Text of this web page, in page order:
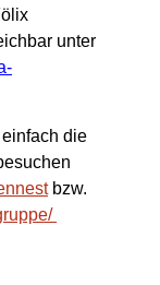
unter
die
bzw.